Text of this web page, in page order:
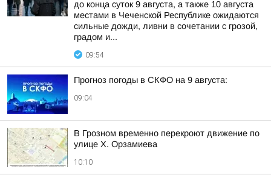
до конца суток 9 августа, а также 10 августа
местами в Чеченской Республике ожидаются
сильные дожди, ливни в сочетании с грозой,
градом и...
09:54
Прогноз погоды в СКФО на 9 августа:
09:04
В Грозном временно перекроют движение по
улице Х. Орзамиева
10:10